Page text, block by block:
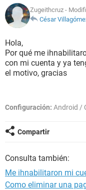
Zugeithcruz -
César
Hola,
Por qué me
con mi cuenta y ya
el motivo, gracias
Configuración: Android /
Compartir
Consulta también:
Me ihnabilitaron mi
Como eliminar una